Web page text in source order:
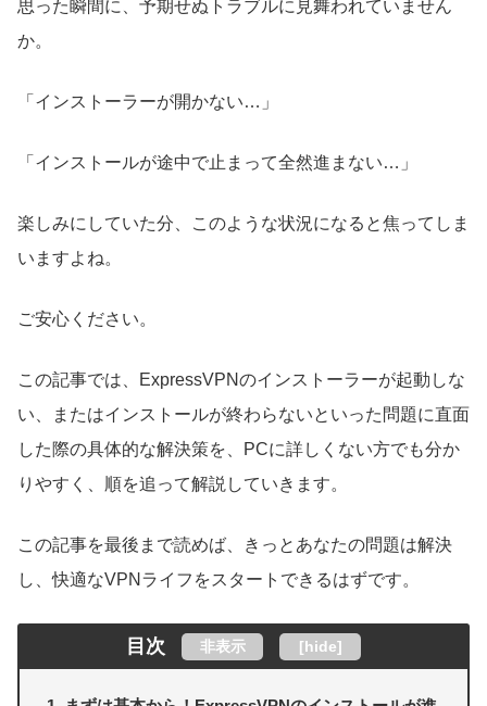
思った瞬間に、予期せぬトラブルに見舞われていません
か。
「インストーラーが開かない…」
「インストールが途中で止まって全然進まない…」
楽しみにしていた分、このような状況になると焦ってしま
いますよね。
ご安心ください。
この記事では、ExpressVPNのインストーラーが起動しな
い、またはインストールが終わらないといった問題に直面
した際の具体的な解決策を、PCに詳しくない方でも分か
りやすく、順を追って解説していきます。
この記事を最後まで読めば、きっとあなたの問題は解決
し、快適なVPNライフをスタートできるはずです。
目次 非表示 [hide]